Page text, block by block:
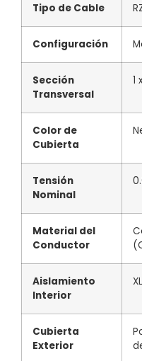
Tipo de Cable
Configuración
Sección
Transversal
1
Color de
Cubierta
Tensión
Nominal
Material del
Conductor
Aislamiento
Interior
Cubierta
Exterior